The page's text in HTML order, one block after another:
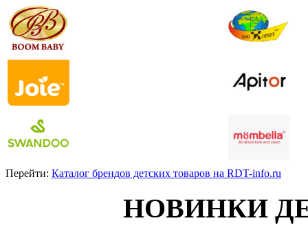
Перейти: Каталог брендов детских товаров на RDT-info.ru
НОВИНКИ